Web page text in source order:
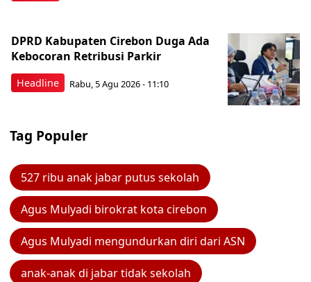
Headline
DPRD Kabupaten Cirebon Duga Ada
Kebocoran Retribusi Parkir
Rabu, 5 Agu 2026 - 11:10
Tag Populer
527 ribu anak jabar putus sekolah
Agus Mulyadi birokrat kota cirebon
Agus Mulyadi mengundurkan diri dari ASN
anak-anak di jabar tidak sekolah